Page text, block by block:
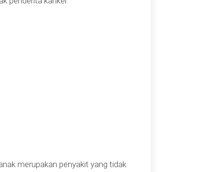
merupakan penyakit yang tidak